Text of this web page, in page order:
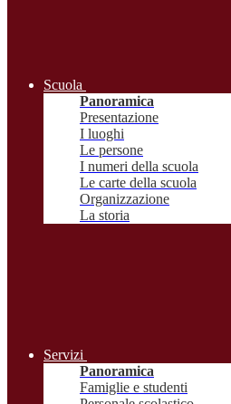
Scuola
Panoramica
Presentazione
I luoghi
Le persone
I numeri della scuola
Le carte della scuola
Organizzazione
La storia
Servizi
Panoramica
Famiglie e studenti